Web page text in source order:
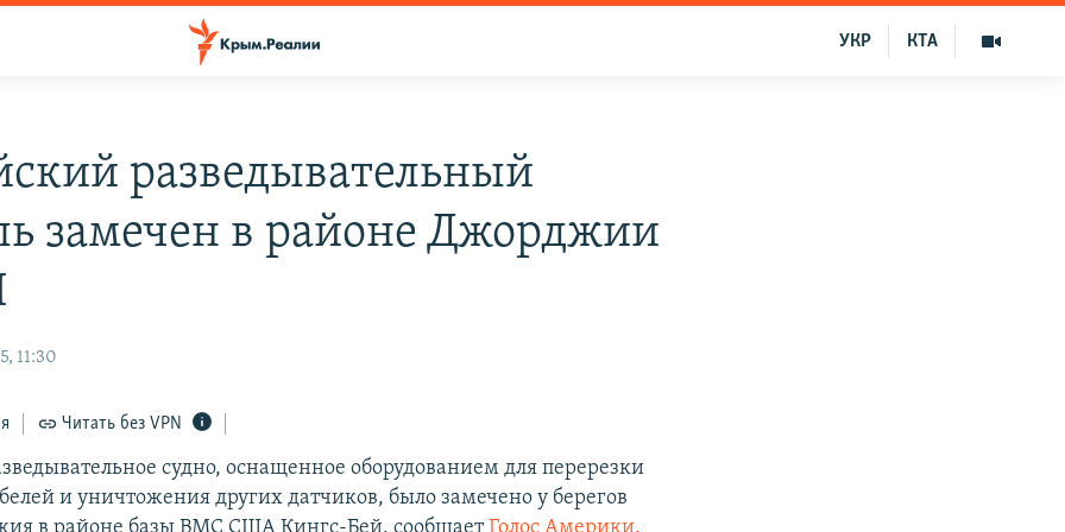
КТА
УКР
разведывательный
замечен в районе Джорджии
11:30
Читать без VPN
судно, оснащенное оборудованием для перерезки
и уничтожения других датчиков, было замечено у берегов